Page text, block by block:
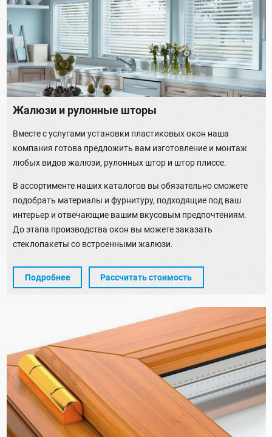
Жалюзи и рулонные шторы
Вместе с услугами установки пластиковых окон наша
компания готова предложить вам изготовление и монтаж
любых видов жалюзи, рулонных штор и штор плиссе.
В ассортименте наших каталогов вы обязательно сможете
подобрать материалы и фурнитуру, подходящие под ваш
интерьер и отвечающие вашим вкусовым предпочтениям.
До этапа производства окон вы можете заказать
стеклопакеты со встроенными жалюзи.
Подробнее Рассчитать стоимость